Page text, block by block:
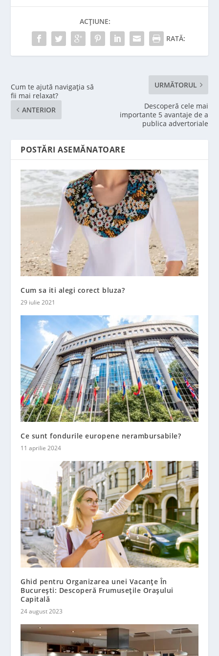
ACȚIUNE:
RATĂ:
Cum te ajută navigația să
fii mai relaxat?
ANTERIOR
URMĂTORUL
Descoperă cele mai
importante 5 avantaje de a
publica advertoriale
POSTĂRI ASEMĂNATOARE
Cum sa iti alegi corect bluza?
29 iulie 2021
Ce sunt fondurile europene nerambursabile?
11 aprilie 2024
Ghid pentru Organizarea unei Vacanțe În
București: Descoperă Frumusețile Orașului
Capitală
24 august 2023